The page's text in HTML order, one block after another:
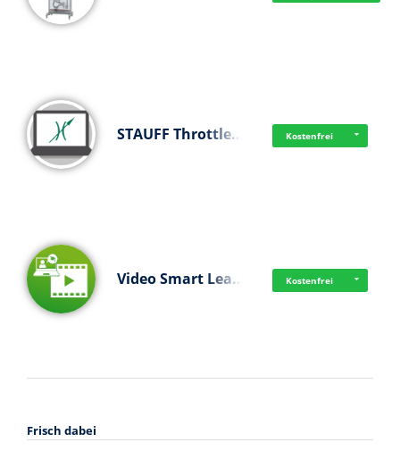
STAUFF Throttle… Kostenfrei
Video Smart Lea… Kostenfrei
Frisch dabei